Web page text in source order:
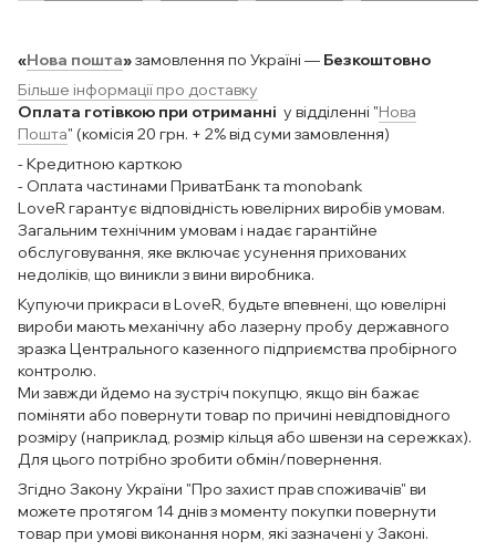
«Нова пошта»замовлення по Україні — Безкоштовно
Більше інформації про доставку
Оплата готівкою при отриманні у відділенні "Нова
Пошта" (комісія 20 грн. + 2% від суми замовлення)
- Кредитною карткою
- Оплата частинами ПриватБанк та monobank
LoveR гарантує відповідність ювелірних виробів умовам.
Загальним технічним умовам і надає гарантійне
обслуговування, яке включає усунення прихованих
недоліків, що виникли з вини виробника.
Купуючи прикраси в LoveR, будьте впевнені, що ювелірні
вироби мають механічну або лазерну пробу державного
зразка Центрального казенного підприємства пробірного
контролю.
Ми завжди йдемо на зустріч покупцю, якщо він бажає
поміняти або повернути товар по причині невідповідного
розміру (наприклад, розмір кільця або швензи на сережках).
Для цього потрібно зробити обмін/повернення.
Згідно Закону України "Про захист прав споживачів" ви
можете протягом 14 днів з моменту покупки повернути
товар при умові виконання норм, які зазначені у Законі.